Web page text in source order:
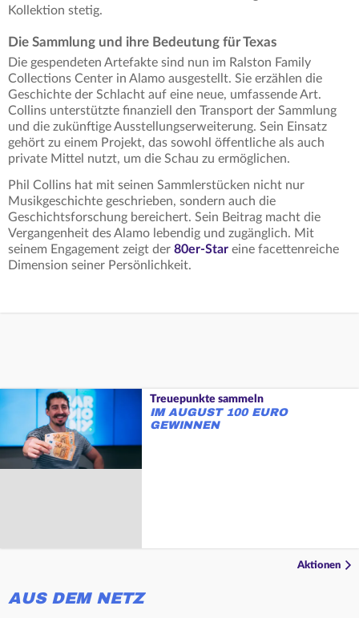
Kollektion stetig.
Die Sammlung und ihre Bedeutung für Texas
Die gespendeten Artefakte sind nun im Ralston Family
Collections Center in Alamo ausgestellt. Sie erzählen die
Geschichte der Schlacht auf eine neue, umfassende Art.
Collins unterstützte finanziell den Transport der Sammlung
und die zukünftige Ausstellungserweiterung. Sein Einsatz
gehört zu einem Projekt, das sowohl öffentliche als auch
private Mittel nutzt, um die Schau zu ermöglichen.
Phil Collins hat mit seinen Sammlerstücken nicht nur
Musikgeschichte geschrieben, sondern auch die
Geschichtsforschung bereichert. Sein Beitrag macht die
Vergangenheit des Alamo lebendig und zugänglich. Mit
seinem Engagement zeigt der 80er-Star eine facettenreiche
Dimension seiner Persönlichkeit.
Treuepunkte sammeln
IM AUGUST 100 EURO
GEWINNEN
Aktionen
AUS DEM NETZ